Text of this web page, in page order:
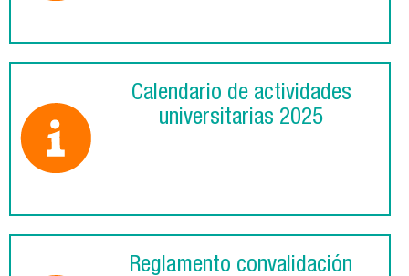
Calendario de actividades
universitarias 2025
Reglamento convalidación